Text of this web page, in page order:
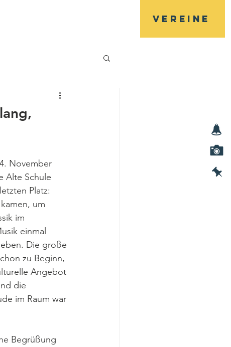
Vereine
November
Alte Schule
Platz:
um
im
einmal
Die große
zu Beginn,
Angebot
die
im Raum war
Begrüßung